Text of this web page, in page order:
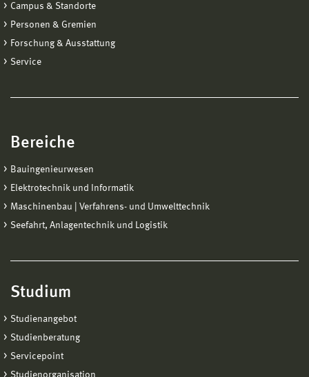
Campus & Standorte
Personen & Gremien
Forschung & Ausstattung
Service
Bereiche
Bauingenieurwesen
Elektrotechnik und Informatik
Maschinenbau | Verfahrens- und Umwelttechnik
Seefahrt, Anlagentechnik und Logistik
Studium
Studienangebot
Studienberatung
Servicepoint
Studienorganisation